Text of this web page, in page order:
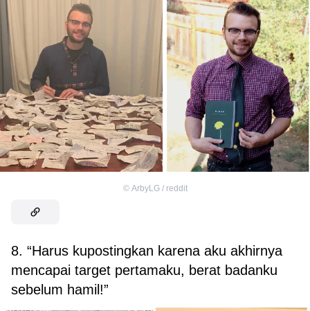
© ArbyLG / reddit
8. “Harus kupostingkan karena aku akhirnya
mencapai target pertamaku, berat badanku
sebelum hamil!”